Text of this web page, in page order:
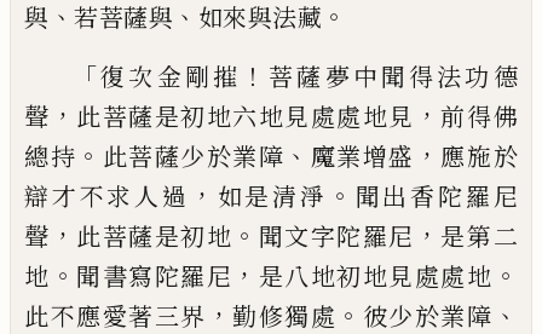
與 、 若菩薩與 、 如來與法藏 。
「復次金剛摧 ！ 菩薩夢中聞得法功德
聲 ， 此菩薩是初地六地見處處地見 ，前得佛
總持 。 此菩薩少於業障 、 魔業增盛 ， 應施於
辯才不求 人過 ， 如是清淨 。 聞出香陀羅尼
聲 ， 此菩薩是初地 。 聞文字陀羅尼 ， 是第二
地 。 聞書寫陀羅尼 ， 是八地初地見處處地 。
此不應愛著三界 ，勤修獨處 。 彼少於業障 、